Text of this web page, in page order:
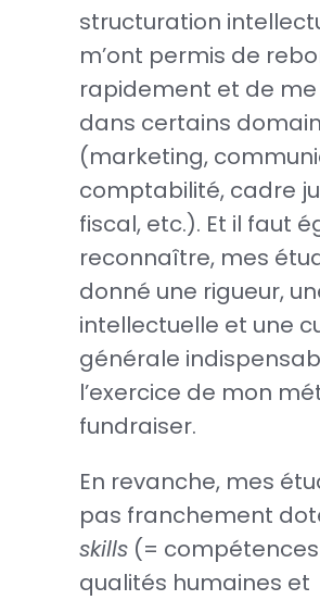
structuration
m’ont permis de
rapidement et de
dans certains
(marketing,
comptabilité, cadre
fiscal, etc.). Et il faut
reconnaître, mes
donné une rigueur,
intellectuelle et une
générale
l’exercice de mon
fundraiser.
En revanche, mes
pas franchement
skills (= compétences
qualités humaines et